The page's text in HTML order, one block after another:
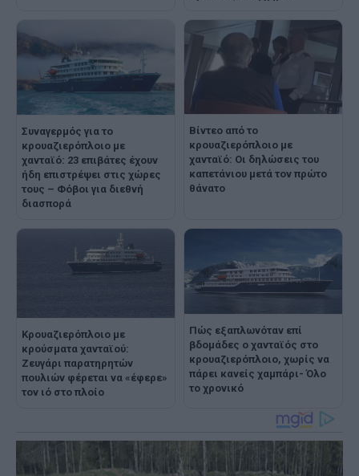
Συναγερμός για το
κρουαζιερόπλοιο με
χανταϊό: 23 επιβάτες έχουν
ήδη επιστρέψει στις χώρες
τους – Φόβοι για διεθνή
διασπορά
Βίντεο από το
κρουαζιερόπλοιο με
χανταϊό: Οι δηλώσεις του
καπετάνιου μετά τον πρώτο
θάνατο
Κρουαζιερόπλοιο με
κρούσματα χανταϊού:
Ζευγάρι παρατηρητών
πουλιών φέρεται να «έφερε»
τον ιό στο πλοίο
Πώς εξαπλωνόταν επί
βδομάδες ο χανταϊός στο
κρουαζιερόπλοιο, χωρίς να
πάρει κανείς χαμπάρι- Όλο
το χρονικό